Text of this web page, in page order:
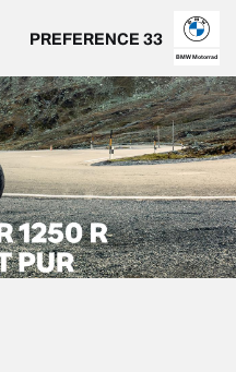
PREFERENCE 33
BMW Motorrad